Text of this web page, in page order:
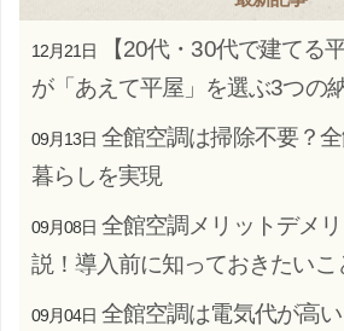
12月21日
【20代・30代で建てる
が「あえて平屋」を選ぶ3つの
09月13日 全館空調は掃除不要？
暮らしを実現
09月08日 全館空調メリットデメ
説！導入前に知っておきたいこ
09月04日 全館空調は電気代が高